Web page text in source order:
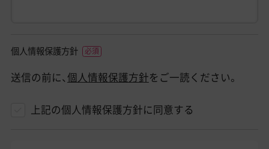
個人情報保護方針
送信の前に、個人情報保護方針をご一読ください。
上記の個人情報保護方針に同意する